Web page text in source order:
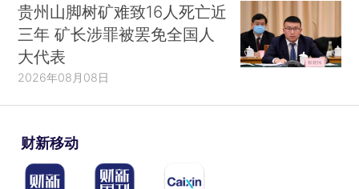
贵州山脚树矿难致16人死亡近
三年 矿长涉罪被罢免全国人
大代表
2026年08月08日
财新移动